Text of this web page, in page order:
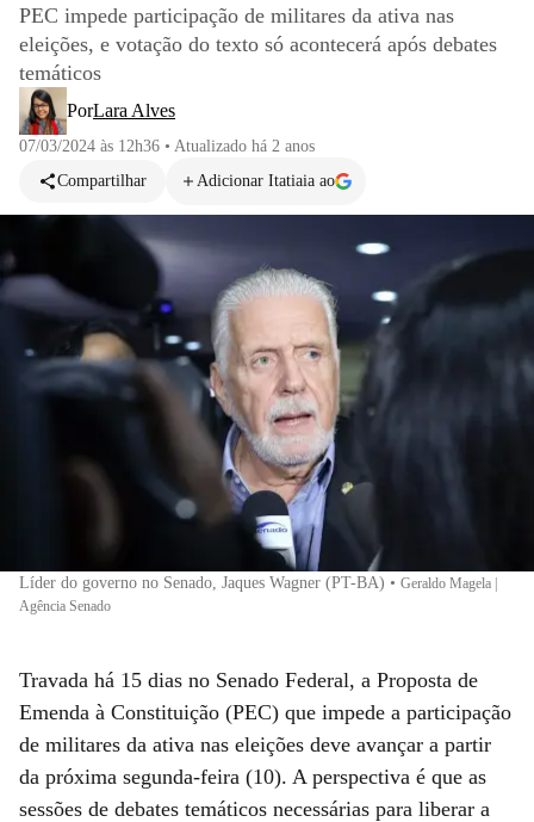
PEC impede participação de militares da ativa nas
eleições, e votação do texto só acontecerá após debates
temáticos
PorLara Alves
07/03/2024 às 12h36 • Atualizado há 2 anos
Compartilhar
Adicionar Itatiaia ao
Líder do governo no Senado, Jaques Wagner (PT-BA) • Geraldo Magela |
Agência Senado
Travada há 15 dias no Senado Federal, a Proposta de
Emenda à Constituição (PEC) que impede a participação
de militares da ativa nas eleições deve avançar a partir
da próxima segunda-feira (10). A perspectiva é que as
sessões de debates temáticos necessárias para liberar a